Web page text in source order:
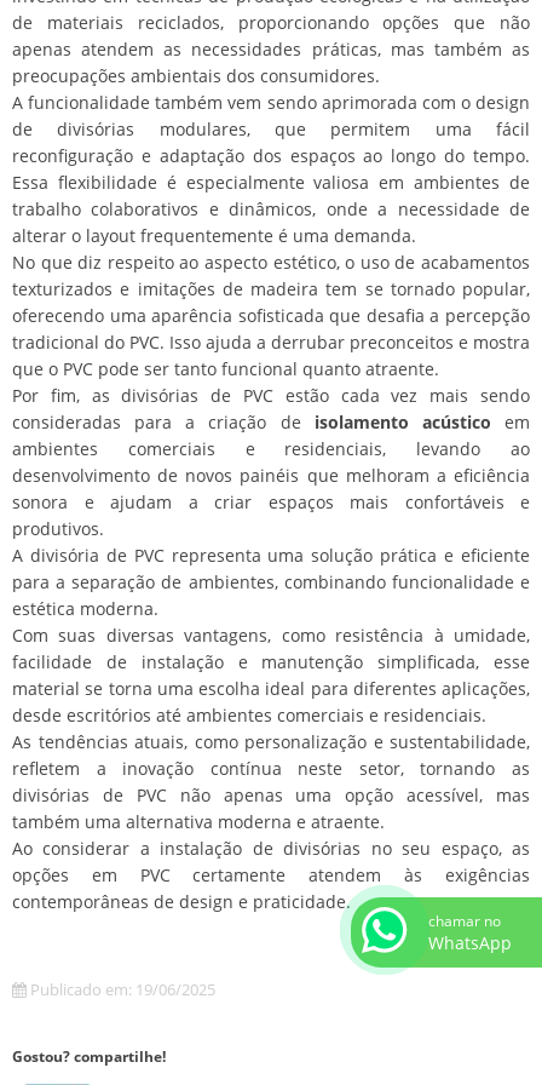
de materiais reciclados, proporcionando opções que não
apenas atendem as necessidades práticas, mas também as
preocupações ambientais dos consumidores.
A funcionalidade também vem sendo aprimorada com o design
de divisórias modulares, que permitem uma fácil
reconfiguração e adaptação dos espaços ao longo do tempo.
Essa flexibilidade é especialmente valiosa em ambientes de
trabalho colaborativos e dinâmicos, onde a necessidade de
alterar o layout frequentemente é uma demanda.
No que diz respeito ao aspecto estético, o uso de acabamentos
texturizados e imitações de madeira tem se tornado popular,
oferecendo uma aparência sofisticada que desafia a percepção
tradicional do PVC. Isso ajuda a derrubar preconceitos e mostra
que o PVC pode ser tanto funcional quanto atraente.
Por fim, as divisórias de PVC estão cada vez mais sendo
consideradas para a criação de isolamento acústico em
ambientes comerciais e residenciais, levando ao
desenvolvimento de novos painéis que melhoram a eficiência
sonora e ajudam a criar espaços mais confortáveis e
produtivos.
A divisória de PVC representa uma solução prática e eficiente
para a separação de ambientes, combinando funcionalidade e
estética moderna.
Com suas diversas vantagens, como resistência à umidade,
facilidade de instalação e manutenção simplificada, esse
material se torna uma escolha ideal para diferentes aplicações,
desde escritórios até ambientes comerciais e residenciais.
As tendências atuais, como personalização e sustentabilidade,
refletem a inovação contínua neste setor, tornando as
divisórias de PVC não apenas uma opção acessível, mas
também uma alternativa moderna e atraente.
Ao considerar a instalação de divisórias no seu espaço, as
opções em PVC certamente atendem às exigências
contemporâneas de design e praticidade.
Publicado em: 19/06/2025
Gostou? compartilhe!
chamar no
WhatsApp